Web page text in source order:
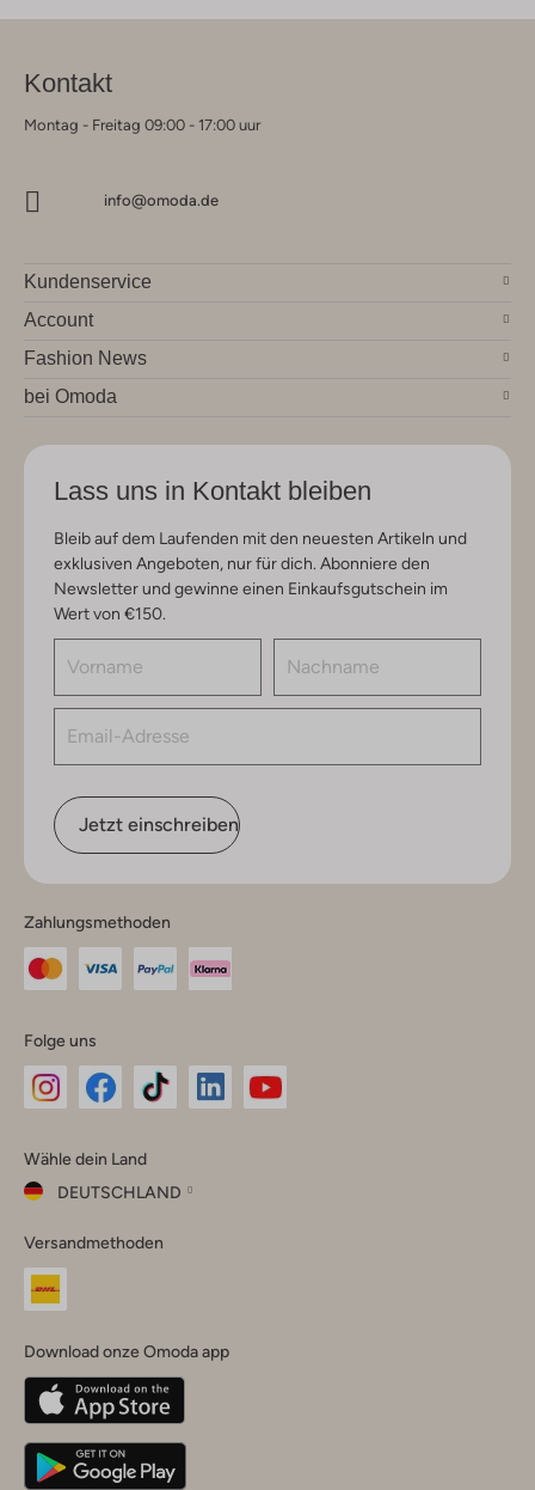
Kontakt
Montag - Freitag 09:00 - 17:00 uur
info@omoda.de
Kundenservice
Account
Fashion News
bei Omoda
Lass uns in Kontakt bleiben
Bleib auf dem Laufenden mit den neuesten Artikeln und
exklusiven Angeboten, nur für dich. Abonniere den
Newsletter und gewinne einen Einkaufsgutschein im
Wert von €150.
Jetzt einschreiben
Zahlungsmethoden
Folge uns
Instagram
Facebook
TikTok
Wähle dein Land
DEUTSCHLAND
dein
Land
Belgique(Français)
Deutschland
Versandmethoden
Download onze Omoda app